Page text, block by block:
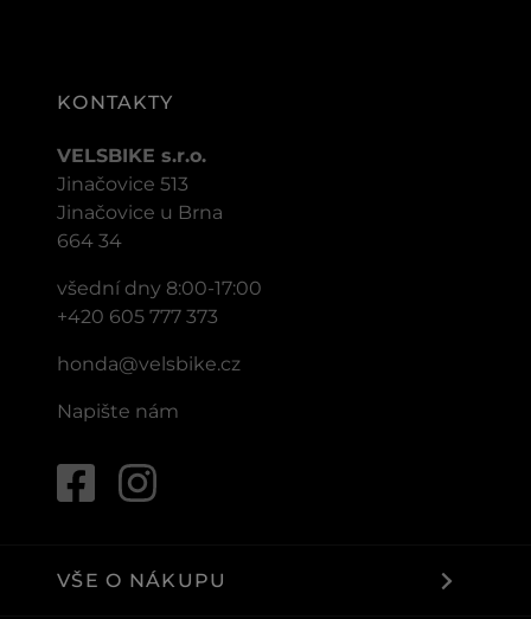
KONTAKTY
VELSBIKE s.r.o.
Jinačovice 513
Jinačovice u Brna
664 34
všední dny 8:00-17:00
+420 605 777 373
honda@velsbike.cz
Napište nám
VŠE O NÁKUPU